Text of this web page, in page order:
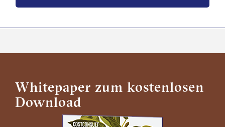
Whitepaper zum kostenlosen
Download